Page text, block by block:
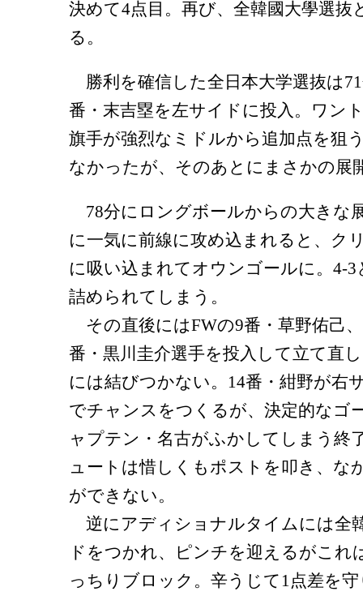
決めて4点目。再び、全韓國大學選抜
る。
勝利を確信した全日本大学選抜は
番・末吉塁を左サイドに投入。ワン
旗手が強烈なミドルから追加点を狙
なかったが、そのあとにまさかの展
78分にロングボールからの大きな
に一気に前線に攻め込まれると、ク
に吸い込まれてオウンゴールに。4-
詰められてしまう。
その直後にはFWの9番・草野佑己
番・黒川圭介選手を投入して立て直
には結びつかない。14番・紺野が右
でチャンスをつくるが、決定的なゴ
ャプテン・名古がふかしてしまう終
ュートは惜しくもポストを叩き、な
ができない。
逆にアディショナルタイムには全
ドをつかれ、ピンチを迎えるがこれ
っちりブロック。辛うじて1点差を